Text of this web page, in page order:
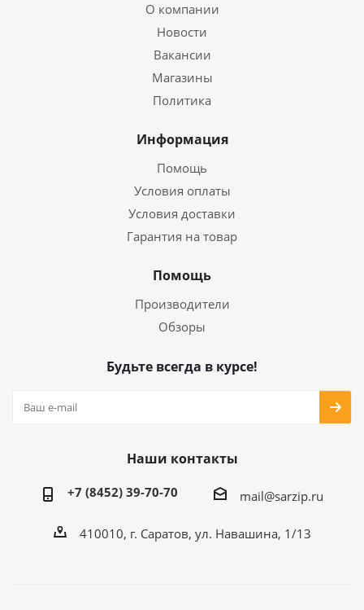
О компании
Новости
Вакансии
Магазины
Политика
Информация
Помощь
Условия оплаты
Условия доставки
Гарантия на товар
Помощь
Производители
Обзоры
Будьте всегда в курсе!
Наши контакты
+7 (8452) 39-70-70 mail@sarzip.ru
410010, г. Саратов, ул. Навашина, 1/13